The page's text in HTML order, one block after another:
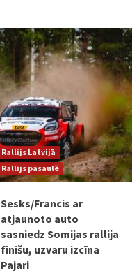
Rallijs Latvijā
Rallijs pasaulē
Sesks/Francis ar
atjaunoto auto
sasniedz Somijas rallija
finišu, uzvaru izcīna
Pajari